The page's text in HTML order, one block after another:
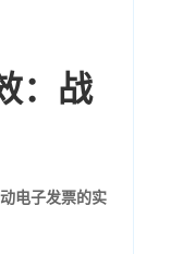
：战
电子发票的实